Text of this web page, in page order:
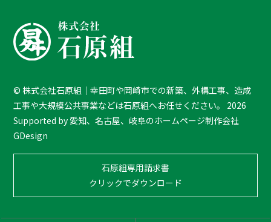
c
k
T
o
p
©株式会社石原組｜幸田町や岡崎市での新築、外構工事、造成
工事や大規模公共事業などは石原組へお任せください。
2026
Supported by 愛知、名古屋、岐阜のホームページ制作会社
GDesign
石原組専用請求書
クリックでダウンロード